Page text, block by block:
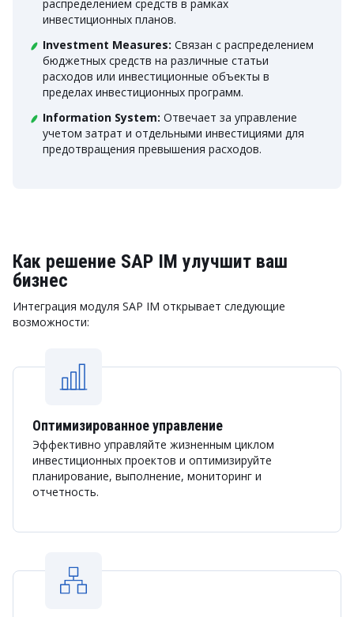
распределением средств в рамках
инвестиционных планов.
Investment Measures: Связан с распределением
бюджетных средств на различные статьи
расходов или инвестиционные объекты в
пределах инвестиционных программ.
Information System: Отвечает за управление
учетом затрат и отдельными инвестициями для
предотвращения превышения расходов.
Как решение SAP IM улучшит ваш
бизнес
Интеграция модуля SAP IM открывает следующие
возможности:
Оптимизированное управление
Эффективно управляйте жизненным циклом
инвестиционных проектов и оптимизируйте
планирование, выполнение, мониторинг и
отчетность.